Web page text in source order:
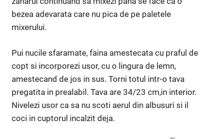
bezea adevarata care nu pica de pe paletele
mixerului.
Pui nucile sfaramate, faina amestecata cu praful de
copt si incorporezi usor, cu o lingura de lemn,
amestecand de jos in sus. Torni totul intr-o tava
pregatita in prealabil. Tava are 34/23 cm,in interior.
Nivelezi usor ca sa nu scoti aerul din albusuri si il
coci in cuptorul incalzit deja.